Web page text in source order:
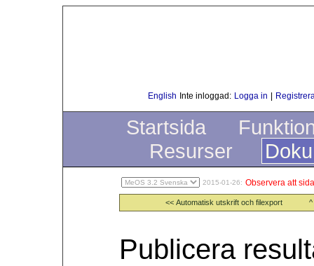
English Inte inloggad: Logga in
Startsida
Resurser
2015-01-26: Observera att
<< Automatisk utskrift och filexport ^
Publicera